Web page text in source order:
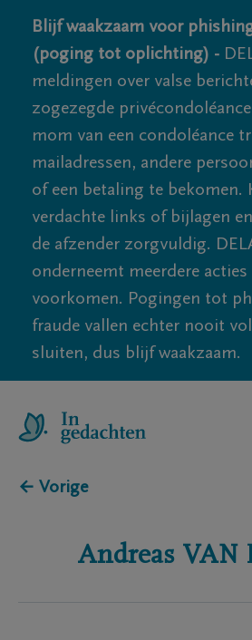
Blijf waakzaam voor
(poging tot oplichting) -
meldingen over valse
zogezegde
mom van een condoléance
mailadressen, andere
of een betaling te bekomen.
verdachte links of bijlagen
de afzender zorgvuldig.
onderneemt meerdere
voorkomen. Pogingen tot
fraude vallen echter nooit
sluiten, dus blijf waakzaam.
← Vorige
Andreas VAN